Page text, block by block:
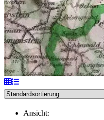
durchsuchen
Ansicht: